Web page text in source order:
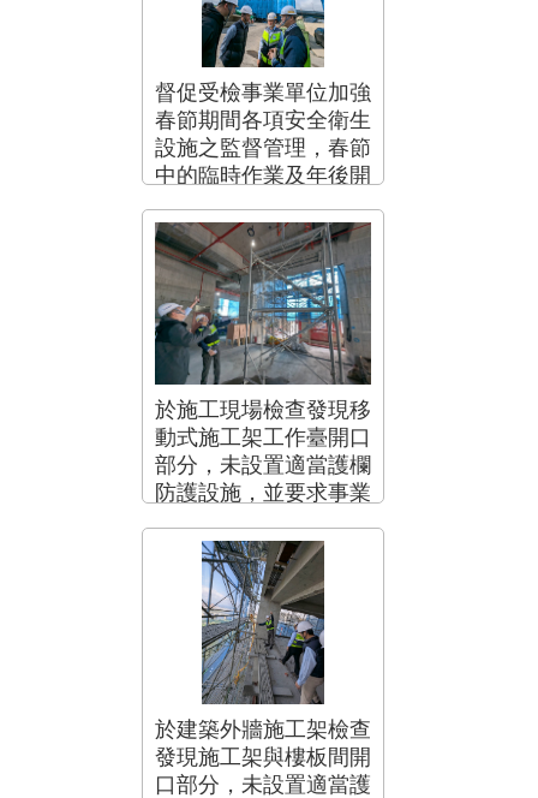
督促受檢事業單位加強
春節期間各項安全衛生
設施之監督管理，春節
中的臨時作業及年後開
並要求注意天氣寒冷造
成勞工身體不適之保護
機制。
於施工現場檢查發現移
動式施工架工作臺開口
部分，未設置適當護欄
防護設施，並要求事業
於建築外牆施工架檢查
發現施工架與樓板間開
口部分，未設置適當護